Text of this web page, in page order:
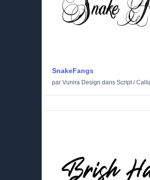
SnakeFangs
par Vunira Design dans Script/